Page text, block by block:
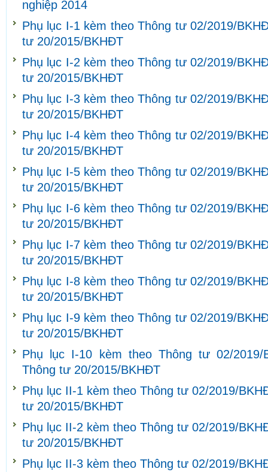
nghiệp 2014
Phụ lục I-1 kèm theo Thông tư 02/2019/
tư 20/2015/BKHĐT
Phụ lục I-2 kèm theo Thông tư 02/2019/
tư 20/2015/BKHĐT
Phụ lục I-3 kèm theo Thông tư 02/2019/
tư 20/2015/BKHĐT
Phụ lục I-4 kèm theo Thông tư 02/2019/
tư 20/2015/BKHĐT
Phụ lục I-5 kèm theo Thông tư 02/2019/
tư 20/2015/BKHĐT
Phụ lục I-6 kèm theo Thông tư 02/2019/
tư 20/2015/BKHĐT
Phụ lục I-7 kèm theo Thông tư 02/2019/
tư 20/2015/BKHĐT
Phụ lục I-8 kèm theo Thông tư 02/2019/
tư 20/2015/BKHĐT
Phụ lục I-9 kèm theo Thông tư 02/2019/
tư 20/2015/BKHĐT
Phụ lục I-10 kèm theo Thông tư 02/
Thông tư 20/2015/BKHĐT
Phụ lục II-1 kèm theo Thông tư 02/2019/
tư 20/2015/BKHĐT
Phụ lục II-2 kèm theo Thông tư 02/2019/
tư 20/2015/BKHĐT
Phụ lục II-3 kèm theo Thông tư 02/2019/